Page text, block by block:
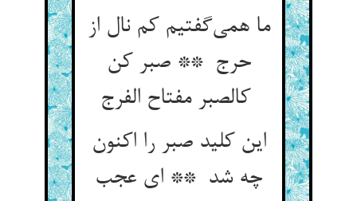
ما همی‌گفتیم کم نال از
حرج ** صبر کن
این کلید صبر را اکنون
چه شد ** ای عجب